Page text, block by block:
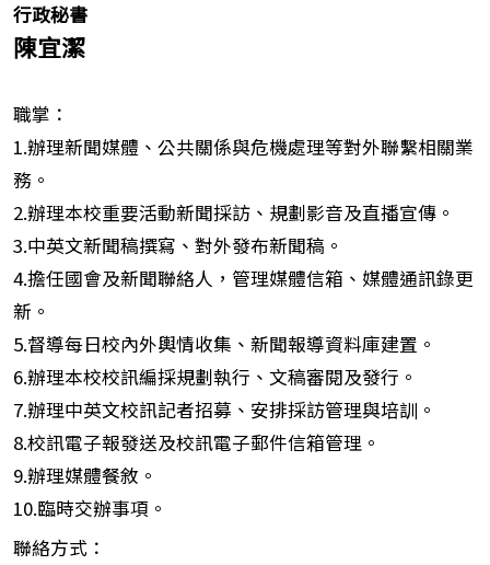
行政秘書
陳宜潔
職掌：
1.辦理新聞媒體、公共關係與危機處理等對外聯繫相關業
務。
2.辦理本校重要活動新聞採訪、規劃影音及直播宣傳。
3.中英文新聞稿撰寫、對外發布新聞稿。
4.擔任國會及新聞聯絡人，管理媒體信箱、媒體通訊錄更
新。
5.督導每日校內外輿情收集、新聞報導資料庫建置。
6.辦理本校校訊編採規劃執行、文稿審閱及發行。
7.辦理中英文校訊記者招募、安排採訪管理與培訓。
8.校訊電子報發送及校訊電子郵件信箱管理。
9.辦理媒體餐敘。
10.臨時交辦事項。
聯絡方式：